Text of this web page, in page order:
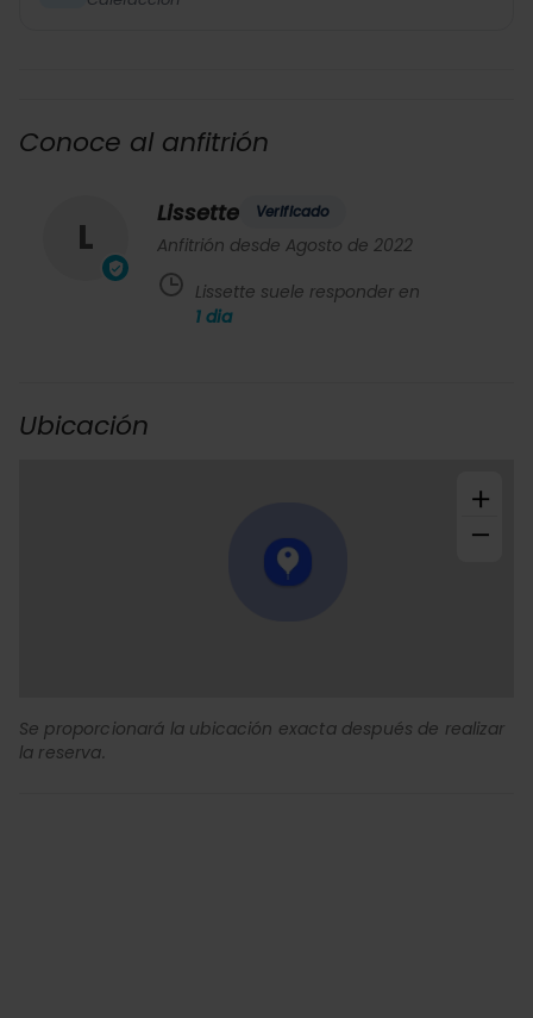
Conoce al anfitrión
L
Lissette Verificado
Anfitrión desde Agosto de 2022
Lissette suele responder en
1 dia
Ubicación
+
−
Se proporcionará la ubicación exacta después de realizar
la reserva.